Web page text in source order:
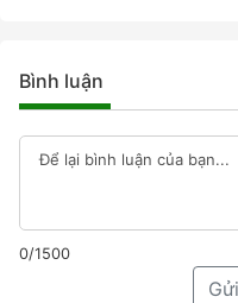
Bình luận
0/1500